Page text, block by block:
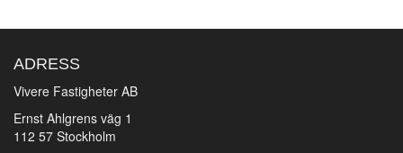
ADRESS
Vivere Fastigheter AB
Ernst Ahlgrens väg 1
112 57 Stockholm